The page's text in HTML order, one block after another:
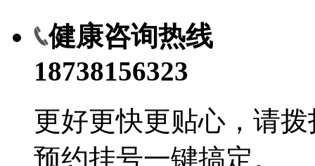
健康咨询热线
18738156323
更好更快更贴心，请
预约挂号一键搞定。